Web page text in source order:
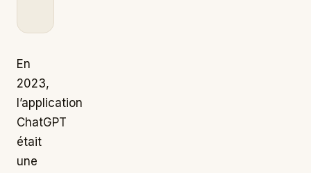
En
2023,
l’application
ChatGPT
était
une